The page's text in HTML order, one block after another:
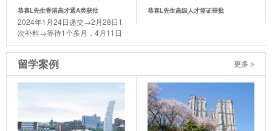
恭喜L先生香港高才通A类获批
2024年1月24日递交→2月28日1
次补料→等待1个多月，4月11日
迎来了喜讯。
恭喜L先生高级人才签证获批
留学案例 更多